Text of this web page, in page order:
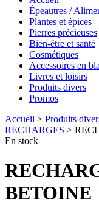
Épeautres /
Plantes et épices
Pierres précieuses
Bien-être et santé
Cosmétiques
Accessoires en
Livres et loisirs
Produits divers
Promos
Accueil > Produits
RECHARGES >
En stock
BETOINE